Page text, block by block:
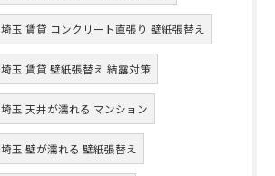
埼玉 賃貸 コンクリート直張り 壁紙張替え
埼玉 賃貸 壁紙張替え 結露対策
埼玉 天井が濡れる マンション
埼玉 壁が濡れる 壁紙張替え